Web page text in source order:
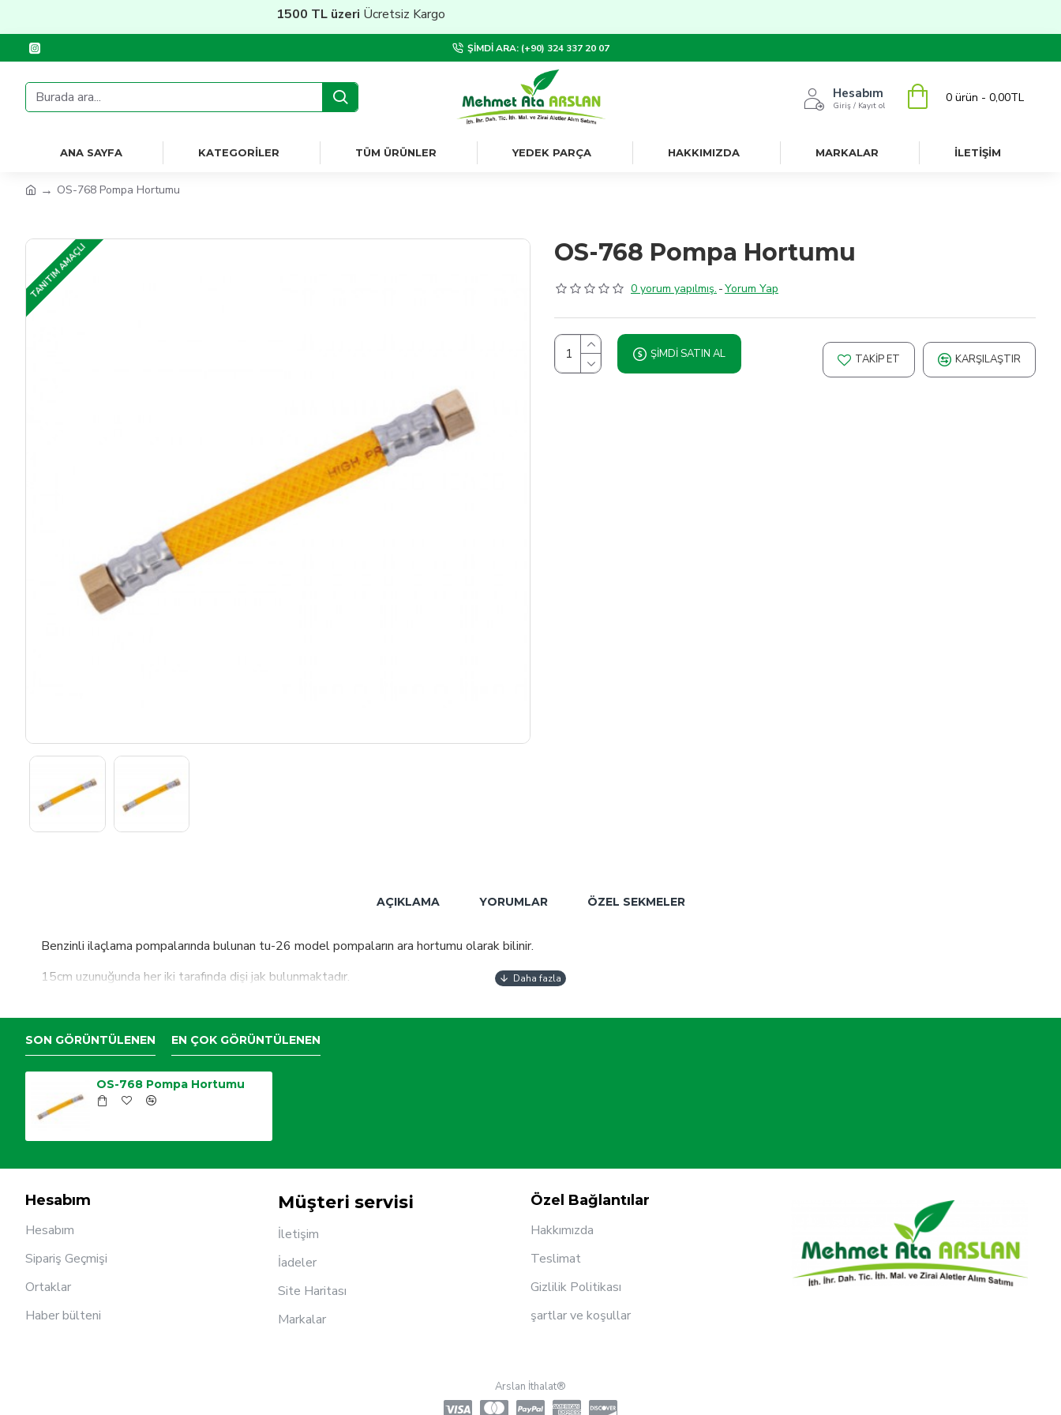
1500 TL üzeriÜcretsiz Kargo
ŞIMDI ARA: (+90) 324 337 20 07
Hesabım
Giriş / Kayıt ol
0 ürün - 0,00TL
ANA SAYFA KATEGORILER TÜM ÜRÜNLER YEDEK PARÇA HAKKIMIZDA MARKALAR İLETİŞİM
OS-768 Pompa Hortumu
TANITIM AMAÇLI OS-768 Pompa Hortumu
0 yorum yapılmış. -Yorum Yap
ŞIMDI SATIN AL TAKIP ET KARŞILAŞTIR
AÇIKLAMA YORUMLAR ÖZEL SEKMELER
Benzinli ilaçlama pompalarında bulunan tu-26 model pompaların ara hortumu olarak bilinir.
15cm uzunuğunda her iki tarafında dişi jak bulunmaktadır.
SON GÖRÜNTÜLENEN EN ÇOK GÖRÜNTÜLENEN
OS-768 Pompa Hortumu
Hesabım
Hesabım
Sipariş Geçmişi
Ortaklar
Haber bülteni
Müşteri servisi
İletişim
İadeler
Site Haritası
Markalar
Özel Bağlantılar
Hakkımızda
Teslimat
Gizlilik Politikası
şartlar ve koşullar
Arslan İthalat®